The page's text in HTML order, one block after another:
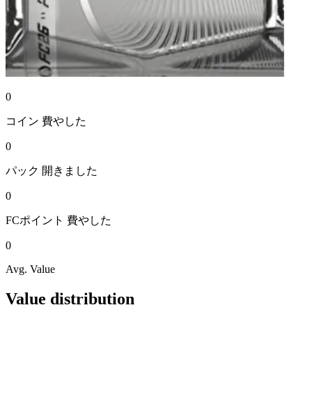
0
コイン 費やした
0
パック 開きました
0
FCポイント 費やした
0
Avg. Value
Value distribution